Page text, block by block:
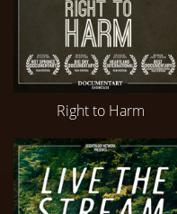
Right to Harm